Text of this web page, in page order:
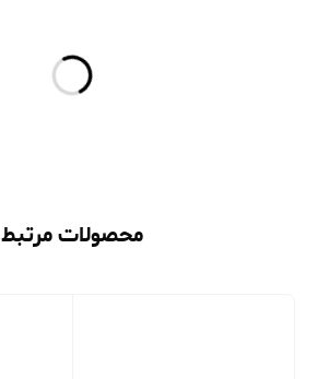
محصولات مرتبط